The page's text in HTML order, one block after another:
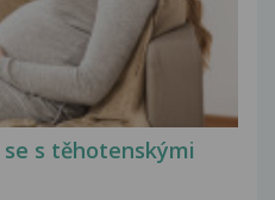
se s těhotenskými